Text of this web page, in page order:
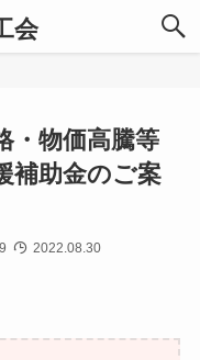
会
物価高騰等
補助金のご案
2022.08.30